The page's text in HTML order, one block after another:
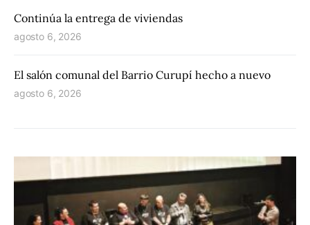
Continúa la entrega de viviendas
agosto 6, 2026
El salón comunal del Barrio Curupí hecho a nuevo
agosto 6, 2026